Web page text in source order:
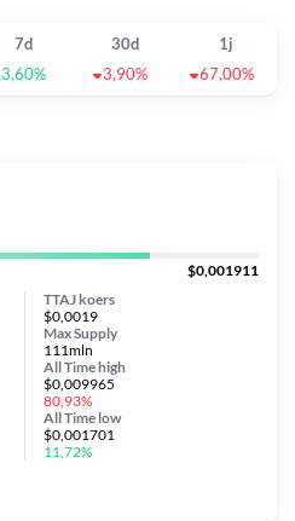
7d 30d
1j
3,60% 3,90% 67,00%
$0,001911
TTAJ koers
$0,0019
Max Supply
111mln
All Timehigh
$0,009965
80,93%
All Time low
$0,001701
11,72%